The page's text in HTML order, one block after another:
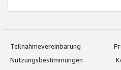
Teilnahmevereinbarung
Nutzungsbestimmungen